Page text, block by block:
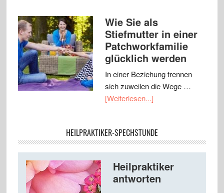
Wie Sie als
Stiefmutter in einer
Patchworkfamilie
glücklich werden
In einer Beziehung trennen
sich zuweilen die Wege …
[Weiterlesen...]
HEILPRAKTIKER-SPECHSTUNDE
Heilpraktiker
antworten